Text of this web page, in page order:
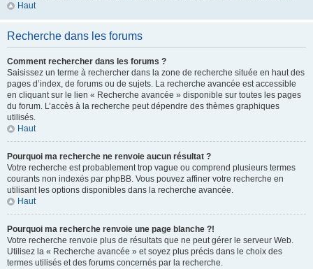
Haut
Recherche dans les forums
Comment rechercher dans les forums ?
Saisissez un terme à rechercher dans la zone de recherche située en haut des
pages d’index, de forums ou de sujets. La recherche avancée est accessible
en cliquant sur le lien « Recherche avancée » disponible sur toutes les pages
du forum. L’accès à la recherche peut dépendre des thèmes graphiques
utilisés.
Haut
Pourquoi ma recherche ne renvoie aucun résultat ?
Votre recherche est probablement trop vague ou comprend plusieurs termes
courants non indexés par phpBB. Vous pouvez affiner votre recherche en
utilisant les options disponibles dans la recherche avancée.
Haut
Pourquoi ma recherche renvoie une page blanche ?!
Votre recherche renvoie plus de résultats que ne peut gérer le serveur Web.
Utilisez la « Recherche avancée » et soyez plus précis dans le choix des
termes utilisés et des forums concernés par la recherche.